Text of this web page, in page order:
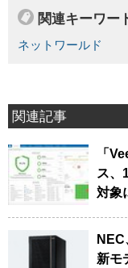
関連キーワー
ネットワールド
関連記事
「
ス、
対象
新モ